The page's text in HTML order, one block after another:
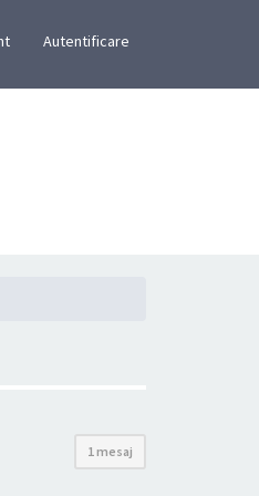
Autentificare
1 mesaj